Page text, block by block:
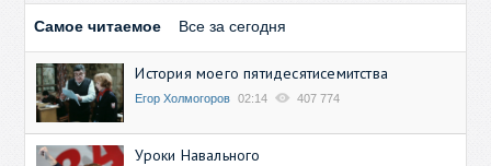
Самое читаемое Все за сегодня
История моего пятидесятисемитства
Егор Холмогоров 02:14 407 774
Уроки Навального